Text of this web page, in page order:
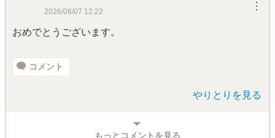
2026/06/07 12:22 ︙
おめでとうございます。
コメント
やりとりを見る
もっとコメントを見る